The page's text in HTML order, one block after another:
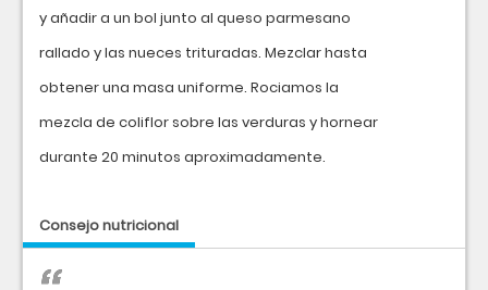
y añadir a un bol junto al queso parmesano
rallado y las nueces trituradas. Mezclar hasta
obtener una masa uniforme. Rociamos la
mezcla de coliflor sobre las verduras y hornear
durante 20 minutos aproximadamente.
Consejo nutricional